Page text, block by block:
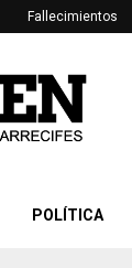
Fallecimientos
POLÍTICA